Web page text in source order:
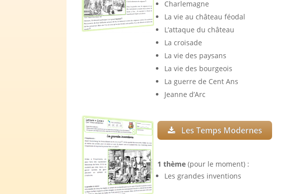
Charlemagne
La vie au château féodal
L’attaque du château
La croisade
La vie des paysans
La vie des bourgeois
La guerre de Cent Ans
Jeanne d’Arc
Les Temps Modernes
1 thème(pour le moment) :
Les grandes inventions